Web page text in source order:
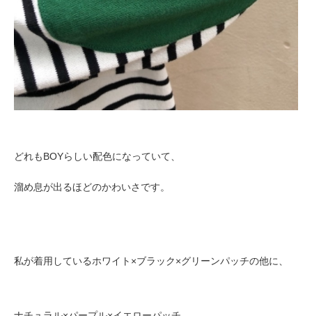
どれもBOYらしい配色になっていて、
溜め息が出るほどのかわいさです。
私が着用しているホワイト×ブラック×グリーンパッチの他に、